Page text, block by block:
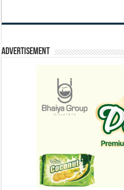
Advertisement